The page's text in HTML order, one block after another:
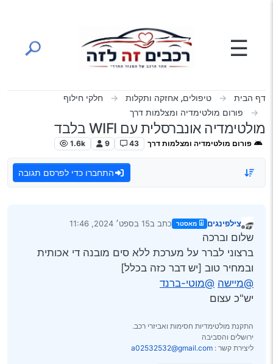
☰
דף הבית טיפולים, אחזקה ותקלות
חלקי חילוף
פורום מולטימדיה ומצלמות דרך
מולטימדיה אונברסלית עם WIFI בלבד
פורום מולטימדיה ומצלמות דרך 43
9
1.6k
התחברו כדי לפרסם תגובה
מנותק
צילפינגים מאסטר כתב ב15 בספט׳ 2024, 11:46
נערך לאחרונה על ידי
שלום וברכה
ברצוני לברר על מערכת ללא סים מובנה די אכותית
ובמחיר טוב [יש דבר כזה בכלל]
@מיישה @מוטי-ברנד
יש"כ עצום
התקנת מולטימדיות חסימות ואביזרי רכב.
ירושלים והסביבה
ליצירת קשר : a02532532@gmail.com